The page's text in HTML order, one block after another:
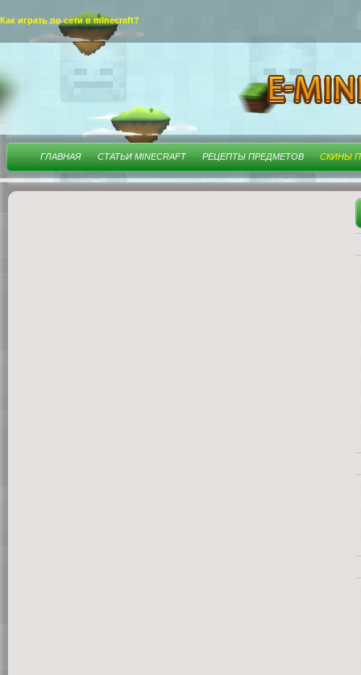
Как играть по сети в minecraft?
ГЛАВНАЯ СТАТЬИ MINECRAFT РЕЦЕПТЫ ПРЕДМЕТОВ СКИНЫ